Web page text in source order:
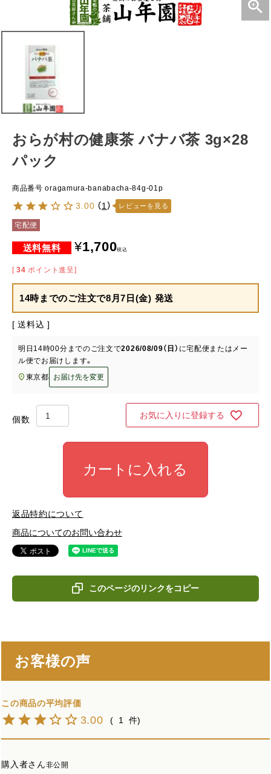
おらが村の健康茶 バナバ茶 3g×28
パック
商品番号 oragamura-banabacha-84g-01p
3.00 （1 ） レビューを見る
宅配便
¥1,700税込
[ 34 ポイント進呈]
14時までのご注文で8月7日(金) 発送
送料込
明日 14時00分 までのご注文で2026/08/09（日） に宅配便またはメー
ル便でお届けします。
東京都
お届け先を変更
お気に入りに登録する
カートに入れる
返品特約について
商品についてのお問い合わせ
このページのリンクをコピー
お客様の声
3.00 1
購入者
非公開